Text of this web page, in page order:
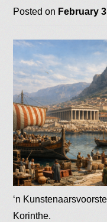
Posted on February
‘n
Korinthe.